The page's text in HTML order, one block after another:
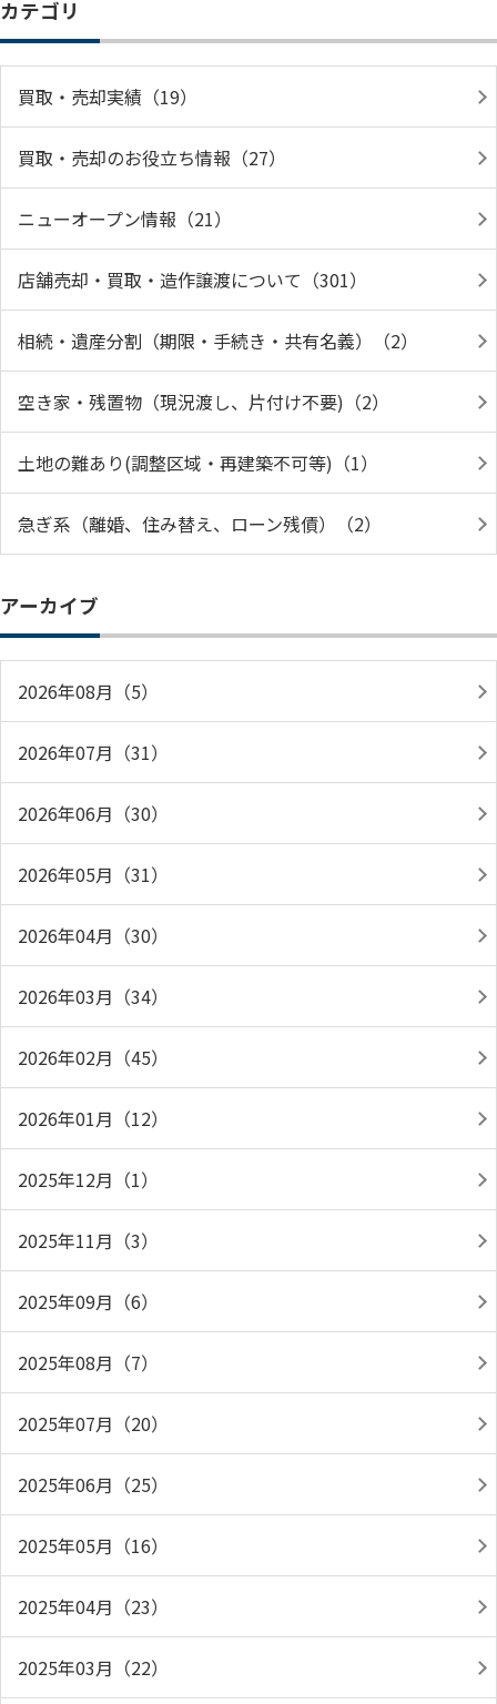
カテゴリ
買取・売却実績（19）
買取・売却のお役立ち情報（27）
ニューオープン情報（21）
店舗売却・買取・造作譲渡について（301）
相続・遺産分割（期限・手続き・共有名義）（2）
空き家・残置物（現況渡し、片付け不要)（2）
土地の難あり(調整区域・再建築不可等)（1）
急ぎ系（離婚、住み替え、ローン残債）（2）
アーカイブ
2026年08月（5）
2026年07月（31）
2026年06月（30）
2026年05月（31）
2026年04月（30）
2026年03月（34）
2026年02月（45）
2026年01月（12）
2025年12月（1）
2025年11月（3）
2025年09月（6）
2025年08月（7）
2025年07月（20）
2025年06月（25）
2025年05月（16）
2025年04月（23）
2025年03月（22）